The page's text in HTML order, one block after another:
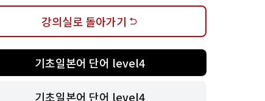
강의실로 돌아가기
기초일본어 단어 level4
기초일본어 단어 level4